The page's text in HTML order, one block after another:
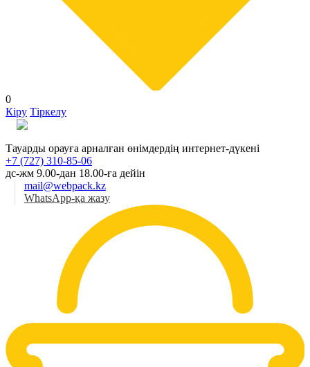
0
Кіру Тіркелу
Тауарды орауға арналған өнімдердің интернет-дүкені
+7 (727) 310-85-06
дс-жм 9.00-дан 18.00-ға дейін
mail@webpack.kz
WhatsApp-қа жазу